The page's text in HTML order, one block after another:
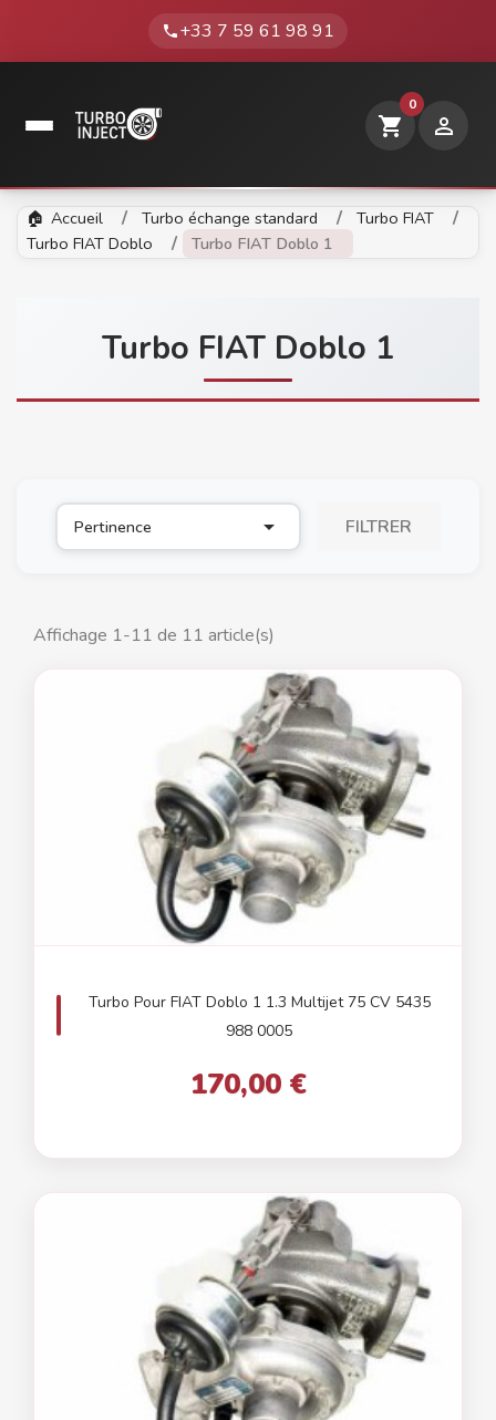
phone+33 7 59 61 98 91
shopping_cart
0

Accueil Turbo échange standard
Turbo FIAT
Turbo FIAT Doblo
Turbo FIAT Doblo 1
Turbo FIAT Doblo 1
Pertinence  FILTRER
Affichage 1-11 de 11 article(s)
Turbo Pour FIAT Doblo 1 1.3 Multijet 75 CV 5435
988 0005
170,00 €